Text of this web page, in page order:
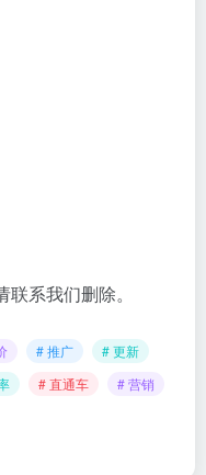
系我们删除。
# 推广
# 更新
# 直通车 # 营销